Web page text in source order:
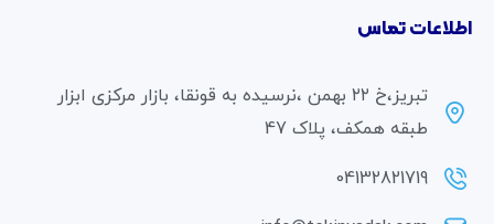
اطلاعات تماس
تبریز،خ ۲۲ بهمن ،نرسیده به قونقا، بازار مرکزی ابزار
طبقه همکف، پلاک 47
04132821719